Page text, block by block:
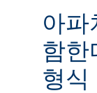
아파
함한
형식